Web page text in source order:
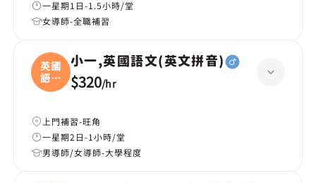
一星期1日-1.5小時/堂
女導師-全職補習
英國
語文
(
小一,英國語文(英文拼音)
$320/hr
上門補習-旺角
一星期2日-1小時/堂
男導師/女導師-大學程度